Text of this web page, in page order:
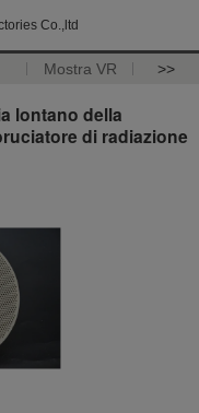
Co.,ltd
Mostra VR >>
lontano della
di radiazione